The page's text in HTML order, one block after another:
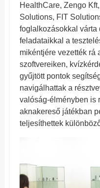
HealthCare, Zengo
Solutions, FIT
foglalkozásokkal várta
feladataikkal a
mikéntjére vezették rá
szoftvereiken,
gyűjtött pontok
navigálhattak a
valóság-élményben is
aknakereső játékban
teljesíthettek